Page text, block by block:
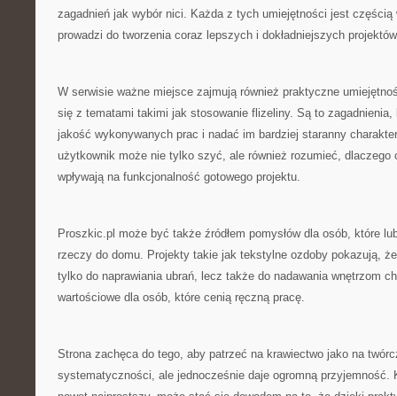
zagadnień jak wybór nici. Każda z tych umiejętności jest
prowadzi do tworzenia coraz lepszych i dokładniejszych
W serwisie ważne miejsce zajmują również praktyczne
się z tematami takimi jak stosowanie flizeliny. Są to zagadnienia,
jakość wykonywanych prac i nadać im bardziej staranny
użytkownik może nie tylko szyć, ale również rozumieć, dlaczego
wpływają na funkcjonalność gotowego projektu.
Proszkic.pl może być także źródłem pomysłów dla osób, które
rzeczy do domu. Projekty takie jak tekstylne ozdoby pokazują,
tylko do naprawiania ubrań, lecz także do nadawania wnętrzom
wartościowe dla osób, które cenią ręczną pracę.
Strona zachęca do tego, aby patrzeć na krawiectwo jako na
systematyczności, ale jednocześnie daje ogromną przyjemność.